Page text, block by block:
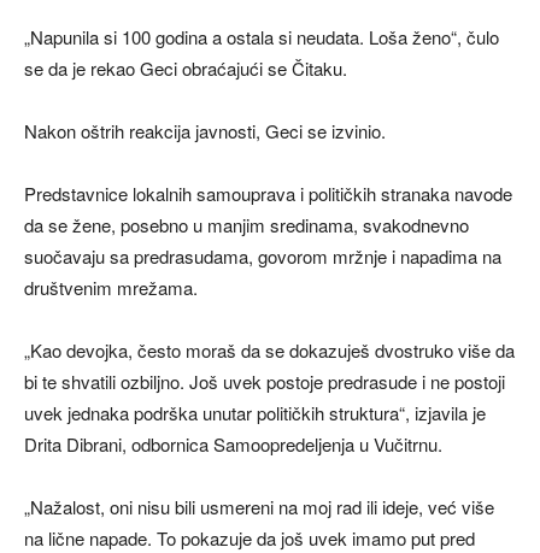
„Napunila si 100 godina a ostala si neudata. Loša ženo“, čulo
se da je rekao Geci obraćajući se Čitaku.
Nakon oštrih reakcija javnosti, Geci se izvinio.
Predstavnice lokalnih samouprava i političkih stranaka navode
da se žene, posebno u manjim sredinama, svakodnevno
suočavaju sa predrasudama, govorom mržnje i napadima na
društvenim mrežama.
„Kao devojka, često moraš da se dokazuješ dvostruko više da
bi te shvatili ozbiljno. Još uvek postoje predrasude i ne postoji
uvek jednaka podrška unutar političkih struktura“, izjavila je
Drita Dibrani, odbornica Samoopredeljenja u Vučitrnu.
„Nažalost, oni nisu bili usmereni na moj rad ili ideje, već više
na lične napade. To pokazuje da još uvek imamo put pred